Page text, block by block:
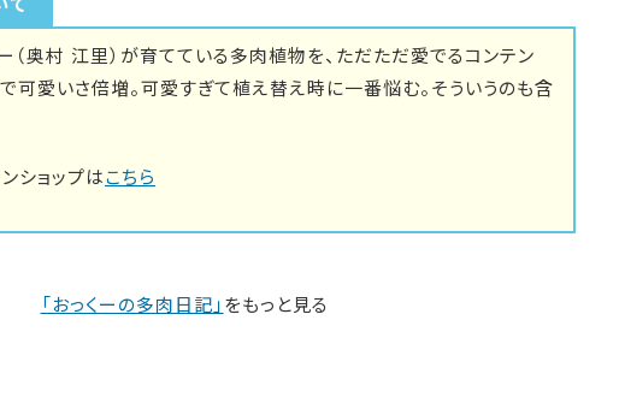
て
（奥村 江里）が育てている多肉植物を、ただただ愛でるコンテン
可愛いさ倍増。可愛すぎて植え替え時に一番悩む。そういうのも含
ショップはこちら
「おっくーの多肉日記」 をもっと見る